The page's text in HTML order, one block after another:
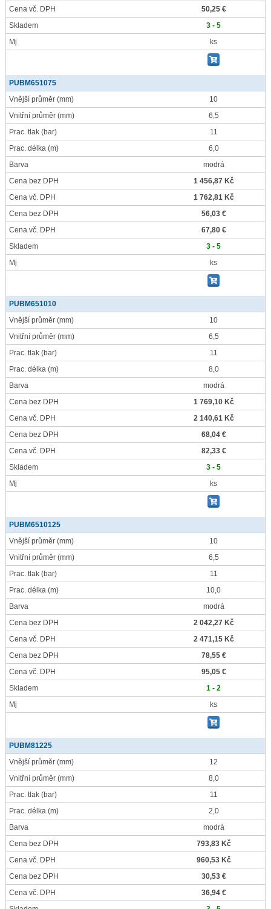
Cena vč. DPH
50,25 €
Skladem
3 - 5
Mj
ks
PUBM651075
Vnější průměr (mm)
10
Vnitřní průměr (mm)
6,5
Prac. tlak (bar)
11
Prac. délka (m)
6,0
Barva
modrá
Cena bez DPH
1 456,87 Kč
Cena vč. DPH
1 762,81 Kč
Cena bez DPH
56,03 €
Cena vč. DPH
67,80 €
Skladem
3 - 5
Mj
ks
PUBM651010
Vnější průměr (mm)
10
Vnitřní průměr (mm)
6,5
Prac. tlak (bar)
11
Prac. délka (m)
8,0
Barva
modrá
Cena bez DPH
1 769,10 Kč
Cena vč. DPH
2 140,61 Kč
Cena bez DPH
68,04 €
Cena vč. DPH
82,33 €
Skladem
3 - 5
Mj
ks
PUBM6510125
Vnější průměr (mm)
10
Vnitřní průměr (mm)
6,5
Prac. tlak (bar)
11
Prac. délka (m)
10,0
Barva
modrá
Cena bez DPH
2 042,27 Kč
Cena vč. DPH
2 471,15 Kč
Cena bez DPH
78,55 €
Cena vč. DPH
95,05 €
Skladem
1 - 2
Mj
ks
PUBM81225
Vnější průměr (mm)
12
Vnitřní průměr (mm)
8,0
Prac. tlak (bar)
11
Prac. délka (m)
2,0
Barva
modrá
Cena bez DPH
793,83 Kč
Cena vč. DPH
960,53 Kč
Cena bez DPH
30,53 €
Cena vč. DPH
36,94 €